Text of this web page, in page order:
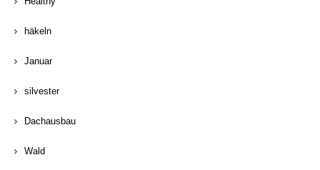
häkeln
Januar
silvester
Dachausbau
Wald